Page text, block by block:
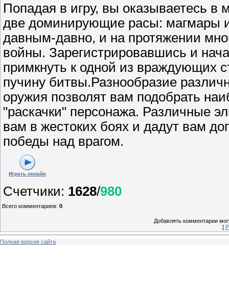
Попадая в игру, вы оказываетесь в
две доминирующие расы: магмары
давным-давно, и на протяжении
войны. Зарегистрировавшись и
примкнуть к одной из враждующих
пучину битвы.Разнообразие
оружия позволят вам подобрать
"раскачки" персонажа. Различные
вам в жестоких боях и дадут вам
победы над врагом.
Играть онлайн
Счетчики: 1628/980
Всего комментариев: 0
Добавлять комментарии
[
Полная версия сайта